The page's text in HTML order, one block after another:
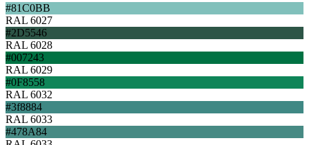
#81C0BB
RAL 6027
#2D5546
RAL 6028
#007243
RAL 6029
#0F8558
RAL 6032
#3f8884
RAL 6033
#478A84